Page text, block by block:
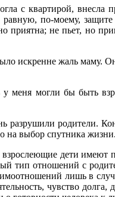
с квартирой, внесла
по-моему,
приятна; не пьет, но
искренне жаль маму.
у меня могли бы быть
родители.
выбор спутника
дети имеют
тип отношений с
лишь в
чувство